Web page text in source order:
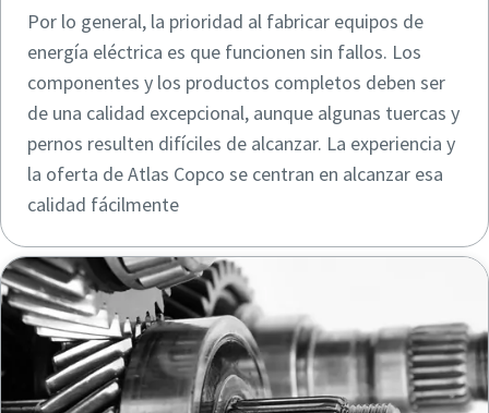
Por lo general, la prioridad al fabricar equipos de
energía eléctrica es que funcionen sin fallos. Los
componentes y los productos completos deben ser
de una calidad excepcional, aunque algunas tuercas y
pernos resulten difíciles de alcanzar. La experiencia y
la oferta de Atlas Copco se centran en alcanzar esa
calidad fácilmente